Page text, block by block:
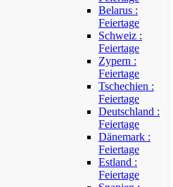
Belarus :
Feiertage
Schweiz :
Feiertage
Zypern :
Feiertage
Tschechien :
Feiertage
Deutschland :
Feiertage
Dänemark :
Feiertage
Estland :
Feiertage